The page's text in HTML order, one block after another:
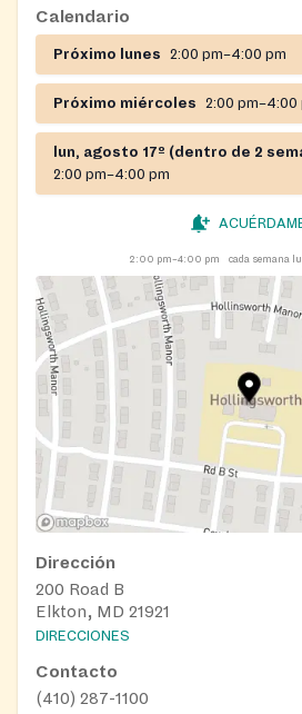
Calendario
Próximo lunes 2:00 pm–4:00 pm
Próximo miércoles 2:00 pm–4:00
lun, agosto 17º (dentro de 2
2:00 pm–4:00 pm
2:00 pm–4:00 pm cada semana
Dirección
200 Road B
Elkton, MD 21921
DIRECCIONES
Contacto
(410) 287-1100